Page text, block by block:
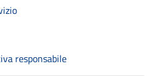
responsabile